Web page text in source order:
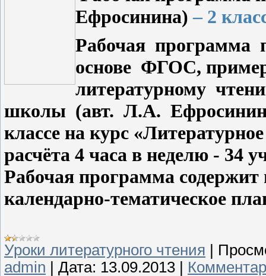
Ефросинина) – 2
Рабочая программа
основе ФГОС,
литературному
школы (авт. Л.А.
классе на курс
расчёта 4 часа в неделю - 34
Рабочая программа содержит
календарно-тематическое
Уроки литературного чтения |
admin | Дата: 13.09.2013 |